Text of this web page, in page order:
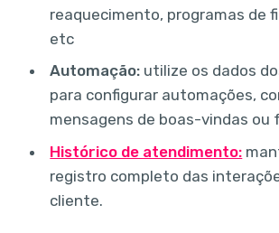
reaquecimento, programas de
etc
Automação: utilize os dados
para configurar automações,
mensagens de boas-vindas ou
Histórico de atendimento:
registro completo das
cliente.